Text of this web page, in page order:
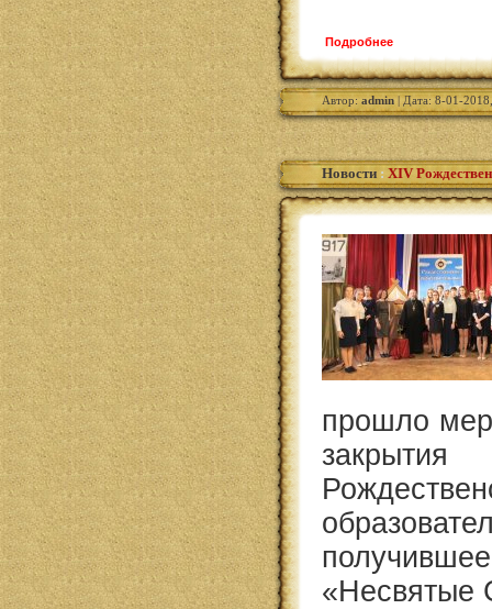
Подробнее
Автор:admin| Дата: 8-01-
Новости : XIV
прошло
«Несвятые